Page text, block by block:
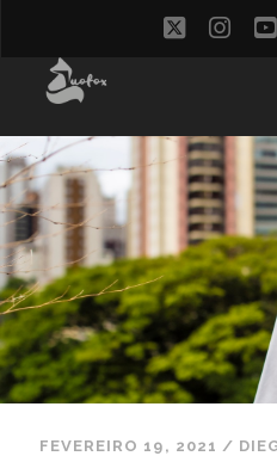
twitter
FEVEREIRO 19, 2021 /